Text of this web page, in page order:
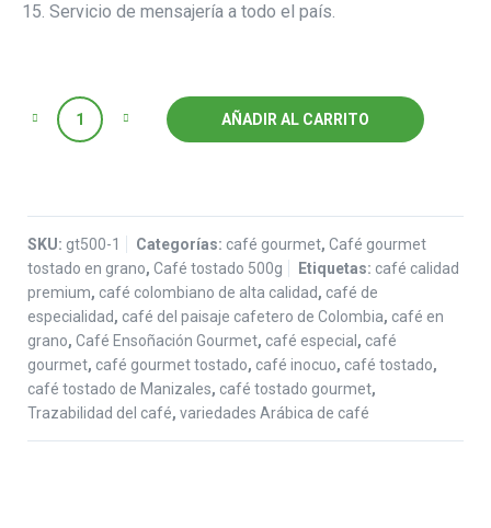
Servicio de mensajería a todo el país.
Quantity AÑADIR AL CARRITO
SKU: gt500-1 Categorías: café gourmet, Café gourmet
tostado en grano, Café tostado 500g Etiquetas: café calidad
premium, café colombiano de alta calidad, café de
especialidad, café del paisaje cafetero de Colombia, café en
grano, Café Ensoñación Gourmet, café especial , café
gourmet, café gourmet tostado, café inocuo, café tostado,
café tostado de Manizales, café tostado gourmet,
Trazabilidad del café, variedades Arábica de café